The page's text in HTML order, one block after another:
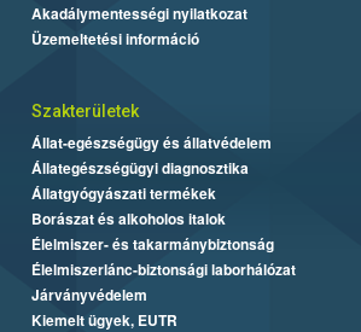
Akadálymentességi nyilatkozat
Üzemeltetési információ
Szakterületek
Állat-egészségügy és állatvédelem
Állategészségügyi diagnosztika
Állatgyógyászati termékek
Borászat és alkoholos italok
Élelmiszer- és takarmánybiztonság
Élelmiszerlánc-biztonsági laborhálózat
Járványvédelem
Kiemelt ügyek, EUTR